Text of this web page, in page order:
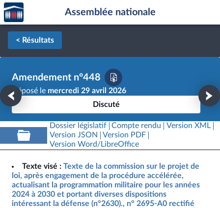
Aller au contenu
Aller en bas de la page
Accèder
à la
page
d'accueil
Assemblée nationale
< Résultats
Amendement n°448
Déposé le mercredi 29 avril 2026
Discuté
Dossier législatif Compte rendu
Version XML
Version JSON
Version PDF
Version Word/LibreOffice
Texte visé : Texte de la commission sur le projet de
loi, après engagement de la procédure accélérée,
actualisant la programmation militaire pour les années
2024 à 2030 et portant diverses dispositions
intéressant la défense (n°2630)., n° 2695-A0 rectifié